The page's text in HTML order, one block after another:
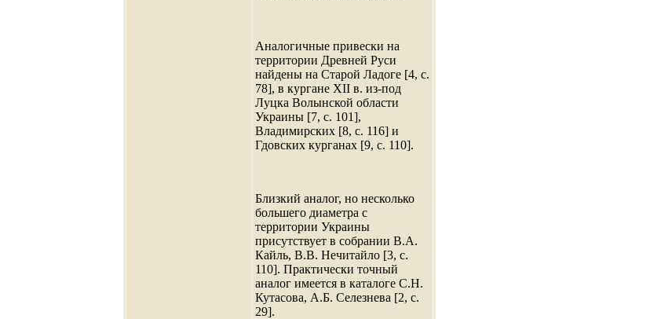
Аналогичные привески на
территории Древней Руси
найдены на Старой Ладоге [4, с.
78], в кургане XII в. из-под
Луцка Волынской области
Украины [7, с. 101],
Владимирских [8, с. 116] и
Гдовских курганах [9, с. 110].
Близкий аналог, но несколько
большего диаметра с
территории Украины
присутствует в собрании В.А.
Кайль, В.В. Нечитайло [3, с.
110]. Практически точный
аналог имеется в каталоге С.Н.
Кутасова, А.Б. Селезнева [2, с.
29].